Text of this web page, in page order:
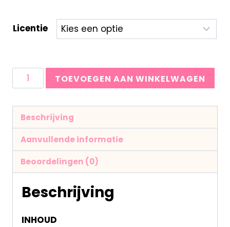
Licentie
TOEVOEGEN AAN WINKELWAGEN
Beschrijving
Aanvullende informatie
Beoordelingen (0)
Beschrijving
INHOUD